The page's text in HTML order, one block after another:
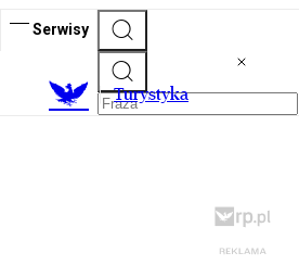
Serwisy
Turystyka